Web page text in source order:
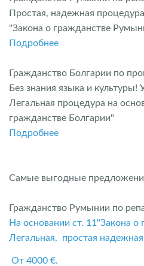
Простая, надежная
"Закона о гражданстве
Подробнее
Гражданство Болгарии по
Без знания языка и культуры!
Легальная процедура на
гражданстве Болгарии"
Подробнее
Самые выгодные
Гражданство Румынии по
На основании ст. 11"Закона
Легальная, простая
От 4000 €.